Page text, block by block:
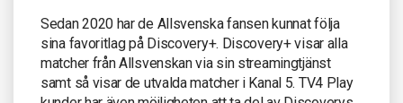
Sedan 2020 har de Allsvenska fansen kunnat följa
sina favoritlag på Discovery+. Discovery+ visar alla
matcher från Allsvenskan via sin streamingtjänst
samt så visar de utvalda matcher i Kanal 5. TV4 Play